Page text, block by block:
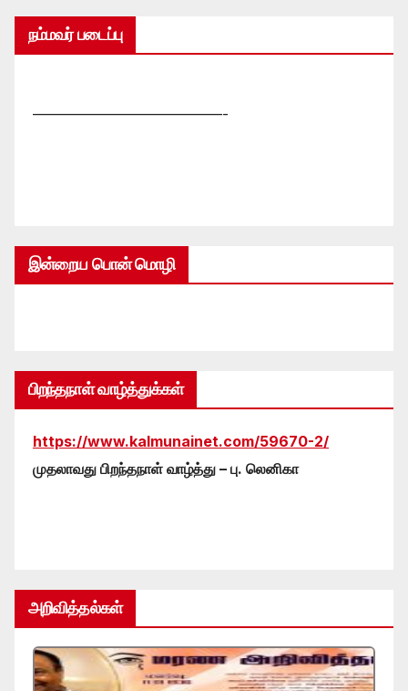
நம்மவர் படைப்பு
—————————————-
இன்றைய பொன் மொழி
பிறந்தநாள் வாழ்த்துக்கள்
https://www.kalmunainet.com/59670-2/
முதலாவது பிறந்தநாள் வாழ்த்து – பு. லெனிகா
அறிவித்தல்கள்